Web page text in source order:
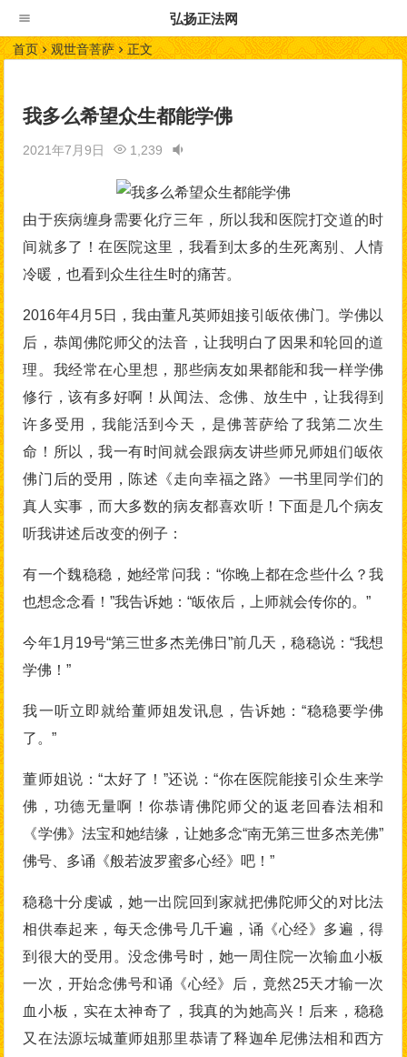
弘扬正法网
首页 观世音菩萨 正文
我多么希望众生都能学佛
2021年7月9日 1,239
由于疾病缠身需要化疗三年，所以我和医院打交道的时
间就多了！在医院这里，我看到太多的生死离别、人情
冷暖，也看到众生往生时的痛苦。
2016年4月5日，我由董凡英师姐接引皈依佛门。学佛以
后，恭闻佛陀师父的法音，让我明白了因果和轮回的道
理。我经常在心里想，那些病友如果都能和我一样学佛
修行，该有多好啊！从闻法、念佛、放生中，让我得到
许多受用，我能活到今天，是佛菩萨给了我第二次生
命！所以，我一有时间就会跟病友讲些师兄师姐们皈依
佛门后的受用，陈述《走向幸福之路》一书里同学们的
真人实事，而大多数的病友都喜欢听！下面是几个病友
听我讲述后改变的例子：
有一个魏稳稳，她经常问我：“你晚上都在念些什么？我
也想念念看！”我告诉她：“皈依后，上师就会传你的。”
今年1月19号“第三世多杰羌佛日”前几天，稳稳说：“我想
学佛！”
我一听立即就给董师姐发讯息，告诉她：“稳稳要学佛
了。”
董师姐说：“太好了！”还说：“你在医院能接引众生来学
佛，功德无量啊！你恭请佛陀师父的返老回春法相和
《学佛》法宝和她结缘，让她多念“南无第三世多杰羌佛”
佛号、多诵《般若波罗蜜多心经》吧！”
稳稳十分虔诚，她一出院回到家就把佛陀师父的对比法
相供奉起来，每天念佛号几千遍，诵《心经》多遍，得
到很大的受用。没念佛号时，她一周住院一次输血小板
一次，开始念佛号和诵《心经》后，竟然25天才输一次
血小板，实在太神奇了，我真的为她高兴！后来，稳稳
又在法源坛城董师姐那里恭请了释迦牟尼佛法相和西方